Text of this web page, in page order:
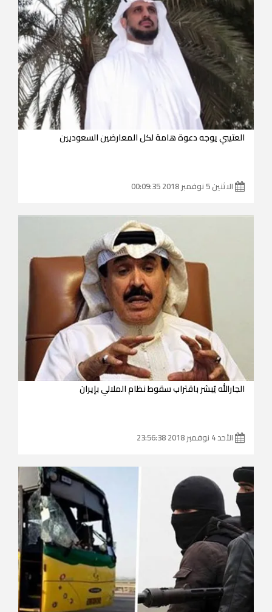
العتيبي يوجه دعوة هامة لكل المعارضين السعوديين
الاثنين 5 نوفمبر 2018 00:09:35
الجارالله يُبشر باقتراب سقوط نظام الملالي بإيران
الأحد 4 نوفمبر 2018 23:56:38